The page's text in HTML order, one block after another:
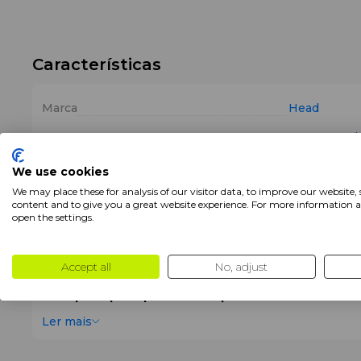
Características
Marca Head
Cor
Branco Azul
Produtos
Descrição
Head Backpack Tour 25L Whiteé uma mochila
design moderno e funcionalidade. Com uma
Ler mais
We use cookies
We may place these for analysis of our visitor data, to improve our website,
content and to give you a great website experience. For more information
open the settings.
Accept all No, adjust